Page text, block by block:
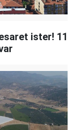
ister! 11